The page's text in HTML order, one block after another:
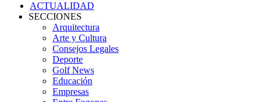
ACTUALIDAD
SECCIONES
Arquitectura
Arte y Cultura
Consejos Legales
Deporte
Golf News
Educación
Empresas